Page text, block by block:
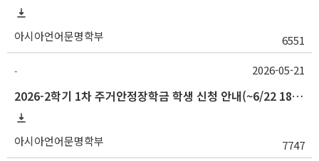
아시아언어문명학부 6551
-
2026-2학기 1차 주거안정장학금 학생 신청 안내(~6/22 18:00)
아시아언어문명학부 7747
2026-05-21